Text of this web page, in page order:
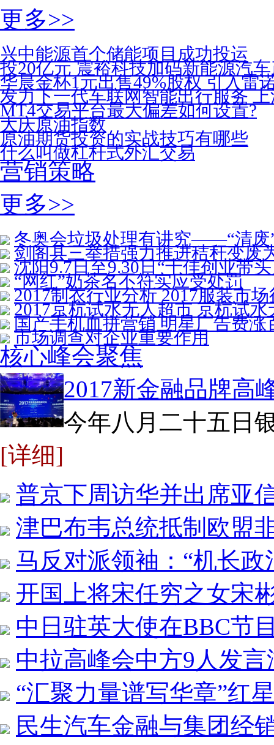
更多>>
兴中能源首个储能项目成功投运
投20亿元 震裕科技加码新能源汽
华晨金杯1元出售49%股权 引入雷
发力下一代车联网智能出行服务
MT4交易平台最大偏差如何设置?
大庆原油指数
原油期货投资的实战技巧有哪些
什么叫做杠杆式外汇交易
营销策略
更多>>
冬奥会垃圾处理有讲究——“清废
剑阁县三举措强力推进秸秆变废
沈阳9.7日至9.30日“十佳创业带
“网红”奶茶名不符实应受处罚
2017制衣行业分析 2017服装市
2017京杭试水无人超市 京杭试水
国产手机血拼营销 明星广告费涨
市场调查对企业重要作用
核心峰会聚焦
2017新金融品牌高
今年八月二十五日
[详细]
普京下周访华并出席亚
津巴布韦总统抵制欧盟
马反对派领袖：“机长政
开国上将宋任穷之女宋
中日驻英大使在BBC节
中拉高峰会中方9人发
“汇聚力量谱写华章”红
民生汽车金融与集团经